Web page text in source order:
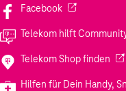
Facebook(Wird in einem
Telekom hilft
Telekom Shop finden
Hilfen für Dein Handy,